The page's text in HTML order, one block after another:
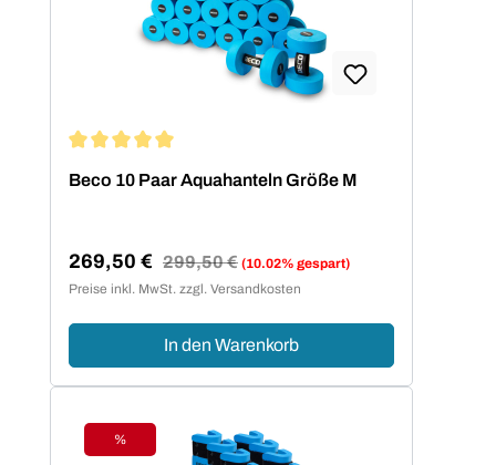
Beco 10 Paar Aquahanteln Größe M
Verkaufspreis:
269,50 € Regulärer Preis:
299,50 € (10.02% gespart)
Preise inkl. MwSt. zzgl. Versandkosten
In den Warenkorb
Rabatt
%